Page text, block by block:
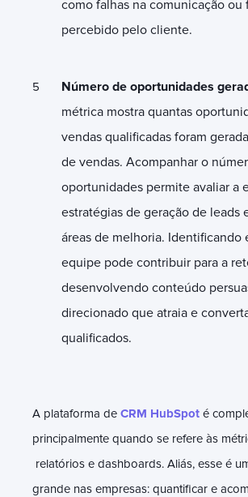
como falhas na comunicação ou
percebido pelo cliente.
Número de oportunidades
métrica mostra quantas
vendas qualificadas foram
de vendas. Acompanhar o
oportunidades permite avaliar a
estratégias de geração de leads
áreas de melhoria. Identificando
equipe pode contribuir para a
desenvolvendo conteúdo
direcionado que atraia e
qualificados.
A plataforma de CRM HubSpot é
principalmente quando se refere às
relatórios e dashboards. Aliás, esse é
grande nas empresas: quantificar e